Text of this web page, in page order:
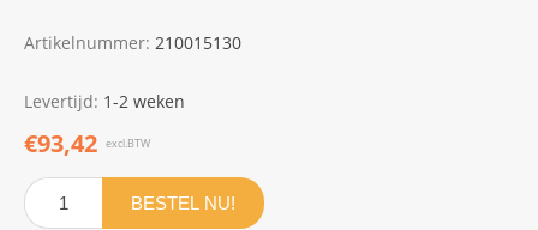
Artikelnummer: 210015130
Levertijd: 1-2 weken
€93,42 excl.BTW
BESTEL NU!